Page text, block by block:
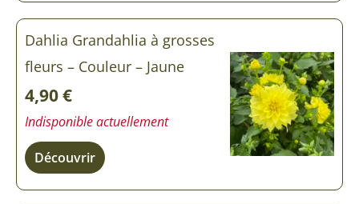
Dahlia Grandahlia à grosses
fleurs – Couleur – Jaune
4,90€
Indisponible actuellement
Découvrir